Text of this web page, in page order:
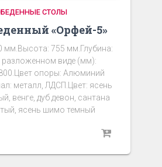
СТОЛЫ
«Орфей-5»
мм.Высота: 755 мм.Глубина:
виде (мм):
опоры: Алюминий
металл, ЛДСП.Цвет: ясень
венге, дуб девон, сантана
ясень шимо темный